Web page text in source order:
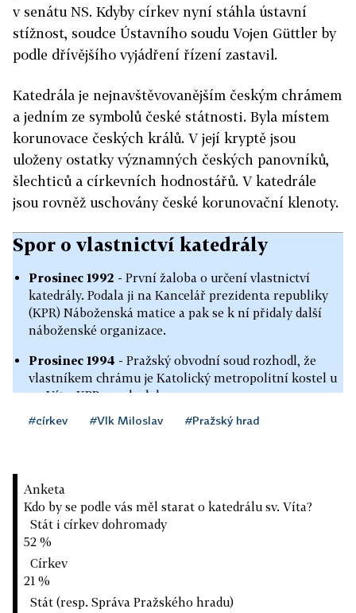
v senátu NS. Kdyby církev nyní stáhla ústavní
stížnost, soudce Ústavního soudu Vojen Güttler by
podle dřívějšího vyjádření řízení zastavil.
Katedrála je nejnavštěvovanějším českým chrámem
a jedním ze symbolů české státnosti. Byla místem
korunovace českých králů. V její kryptě jsou
uloženy ostatky významných českých panovníků,
šlechticů a církevních hodnostářů. V katedrále
jsou rovněž uschovány české korunovační klenoty.
Spor o vlastnictví katedrály
Prosinec 1992 - První žaloba o určení vlastnictví
katedrály. Podala ji na Kancelář prezidenta republiky
(KPR) Náboženská matice a pak se k ní přidaly další
náboženské organizace.
Prosinec 1994 - Pražský obvodní soud rozhodl, že
vlastníkem chrámu je Katolický metropolitní kostel u
sv. Víta, KPR se odvolala.
Březen 1998- Skupina poslanců se obrátila na
nezrušil.
Srpen 2005- NS rozhodl, že církev bude ve sporu o
katedrálu zastupovat Metropolitní kapitula sv. Víta. O
to se totiž vedly spory.
Říjen 2005
katedrála patří církvi.
#církev #Vlk Miloslav #Pražský hrad
Anketa
Kdo by se podle vás měl starat o katedrálu sv. Víta?
Stát i církev dohromady
52 %
Církev
21 %
Stát (resp. Správa Pražského hradu)